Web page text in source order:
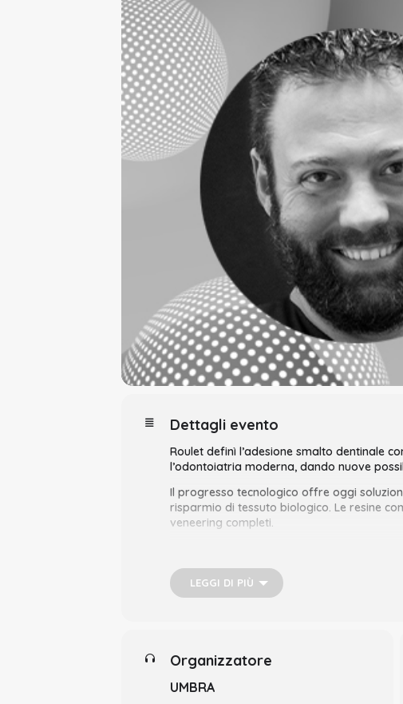
Dettagli evento
Roulet definì l’adesione smalto dentinale
l’odontoiatria moderna, dando nuove
Il progresso tecnologico offre oggi
risparmio di tessuto biologico. Le resine
veneering completi.
Durante la relazione verranno analizzate
👨🏻‍⚕️ PROFILO DEL RELATORE:
LEGGI DI PIÙ
Organizzatore
UMBRA